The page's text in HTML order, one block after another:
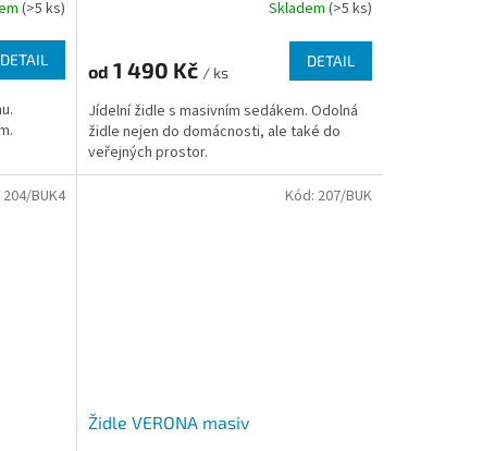
(>5 ks)
DETAIL
Skladem (>5 ks)
od 1 490 Kč / ks
DETAIL
Jídelní židle s masivním sedákem. Odolná
židle nejen do domácnosti, ale také do
veřejných prostor.
204/BUK4
Židle VERONA masiv
Kód: 207/BUK